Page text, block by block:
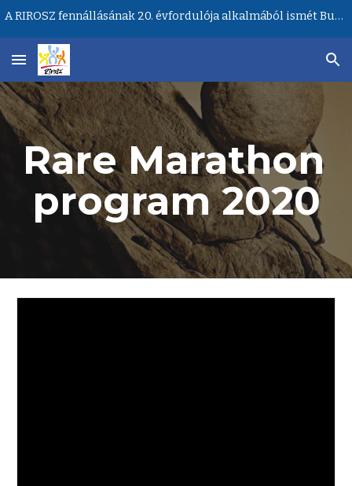
A RIROSZ fennállásának 20. évfordulója alkalmából ismét Budapesten lesz a Ritka Betegségek Világnapja központi rendezvénye!
Rare Marathon
program 2020